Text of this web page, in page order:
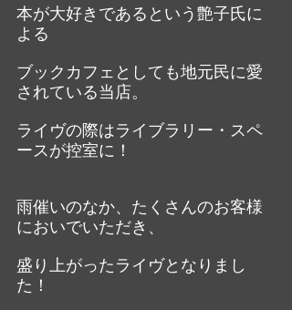
本が大好きであるという艶子氏に
よる
ブックカフェとしても地元民に愛
されている当店。
ライヴの際はライブラリー・スペ
ースが控室に！
雨催いのなか、たくさんのお客様
においでいただき、
盛り上がったライヴとなりまし
た！